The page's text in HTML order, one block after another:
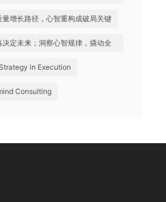
增长路径，心智重构成破局关键
定未来；洞察心智规律，撬动全
in Execution
Consulting